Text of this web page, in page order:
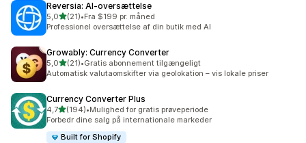
Reversia: AI‑oversættelse
5,0ud af 5 stjerner
(21)
21 anmeldelser i alt
•Fra $199 pr. måned
Professionel oversættelse af din butik med AI
Growably: Currency Converter
5,0ud af 5 stjerner
(21)
21 anmeldelser i alt
•Gratis abonnement tilgængeligt
Automatisk valutaomskifter via geolokation – vis lokale priser
Currency Converter Plus
4,7ud af 5 stjerner
(194)
194 anmeldelser i alt
•Mulighed for gratis prøveperiode
Forbedr dine salg på internationale markeder
Built for Shopify